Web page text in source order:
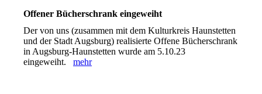
Offener Bücherschrank eingeweiht
Der von uns (zusammen mit dem Kulturkreis Haunstetten
und der Stadt Augsburg) realisierte Offene Bücherschrank
in Augsburg-Haunstetten wurde am 5.10.23
eingeweiht. mehr